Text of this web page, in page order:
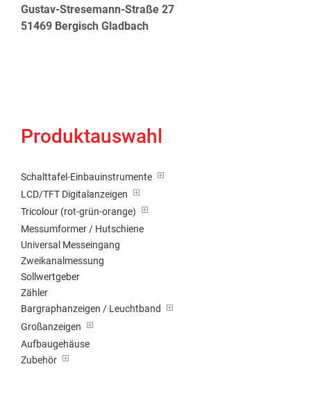
Produktauswahl
Schalttafel-Einbauinstrumente
LCD/TFT Digitalanzeigen
Tricolour (rot-grün-orange)
Messumformer / Hutschiene
Universal Messeingang
Zweikanalmessung
Sollwertgeber
Zähler
Bargraphanzeigen / Leuchtband
Großanzeigen
Aufbaugehäuse
Zubehör
Gustav-Stresemann-Straße 27
51469 Bergisch Gladbach